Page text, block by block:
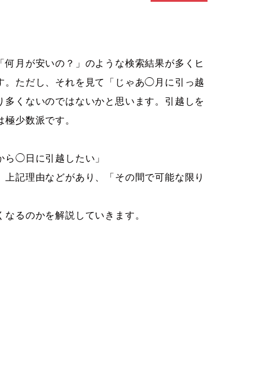
月が安いの？」のような検索結果が多くヒ
。ただし、それを見て「じゃあ◯月に引っ越
くないのではないかと思います。引越しを
少数派です。
◯日に引越したい」
記理由などがあり、「その間で可能な限り
るのかを解説していきます。